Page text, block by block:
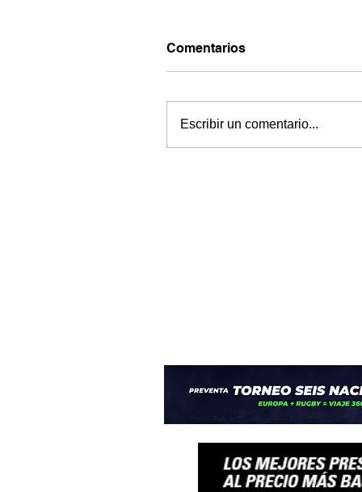
Comentarios
Escribir un comentario...